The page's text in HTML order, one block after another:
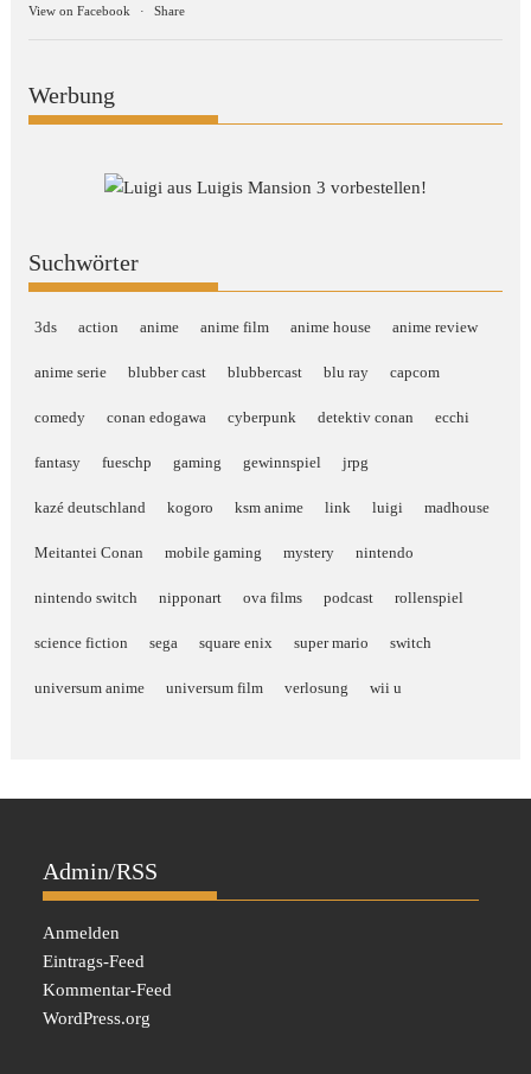
View on Facebook · Share
Werbung
Suchwörter
3ds action anime anime film anime house anime review
anime serie blubber cast blubbercast blu ray capcom
comedy conan edogawa cyberpunk detektiv conan ecchi
fantasy fueschp gaming gewinnspiel jrpg
kazé deutschland kogoro ksm anime link luigi madhouse
Meitantei Conan mobile gaming mystery nintendo
nintendo switch nipponart ova films podcast rollenspiel
science fiction sega square enix super mario switch
universum anime universum film verlosung wii u
Admin/RSS
Anmelden
Eintrags-Feed
Kommentar-Feed
WordPress.org